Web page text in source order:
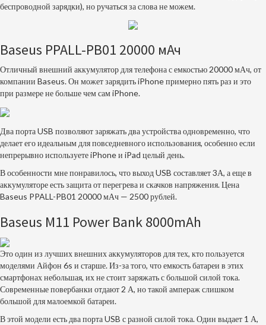
беспроводной зарядки), но ручаться за слова не можем.
Baseus PPALL-PB01 20000 мАч
Отличный внешний аккумулятор для телефона с емкостью 20000 мАч, от
компании Baseus. Он может зарядить iPhone примерно пять раз и это
при размере не больше чем сам iPhone.
Два порта USB позволяют заряжать два устройства одновременно, что
делает его идеальным для повседневного использования, особенно если
непрерывно используете iPhone и iPad целый день.
В особенности мне понравилось, что выход USB составляет 3А, а еще в
аккумуляторе есть защита от перегрева и скачков напряжения. Цена
Baseus PPALL-PB01 20000 мАч — 2500 рублей.
Baseus M11 Power Bank 8000mAh
Это один из лучших внешних аккумуляторов для тех, кто пользуется
моделями Айфон 6s и старше. Из-за того, что емкость батареи в этих
смартфонах небольшая, их не стоит заряжать с большой силой тока.
Современные повербанки отдают 2 А, но такой ампераж слишком
большой для малоемкой батареи.
В этой модели есть два порта USB с разной силой тока. Один выдает 1 А,